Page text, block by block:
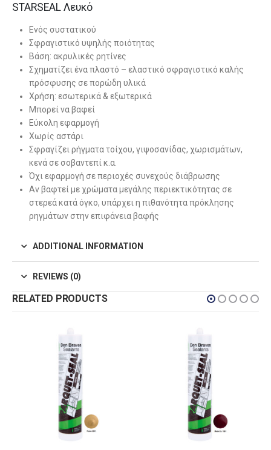
STARSEAL Λευκό
Ενός συστατικού
Σφραγιστικό υψηλής ποιότητας
Βάση: ακρυλικές ρητίνες
Σχηματίζει ένα πλαστό – ελαστικό σφραγιστικό καλής
πρόσφυσης σε πορώδη υλικά
Χρήση: εσωτερικά & εξωτερικά
Μπορεί να βαφεί
Εύκολη εφαρμογή
Χωρίς αστάρι
Σφραγίζει ρήγματα τοίχου, γιψοσανίδας, χωρισμάτων,
κενά σε σοβαντεπί κ.α.
Όχι εφαρμογή σε περιοχές συνεχούς διάβρωσης
Αν βαφτεί με χρώματα μεγάλης περιεκτικότητας σε
στερεά κατά όγκο, υπάρχει η πιθανότητα πρόκλησης
ρηγμάτων στην επιφάνεια βαφής
ADDITIONAL INFORMATION
REVIEWS (0)
RELATED PRODUCTS